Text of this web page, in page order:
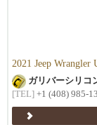
2021 Jeep
ガリバーシリコ
[TEL] +1 (408) 985-